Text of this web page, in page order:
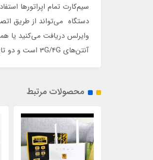
آنتن‌های 3G/4G است و دو تای دیگر برای آنتن‌های شبکه‌ی وای‌فای هستند. در قسمت پشت روتر DWR-M920 کلیدهای WPS و Reset و کلید روشن و خاموش قرار گرفته است.
محصولات مرتبط